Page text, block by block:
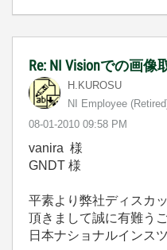
Re: NI Visionでの画像
H.KUROSU
NI Employee
‎08-01-2010 09:58 PM
vanira 様
GNDT 様
平素より弊社ディスカ
頂きまして誠に有難う
日本ナショナルインス